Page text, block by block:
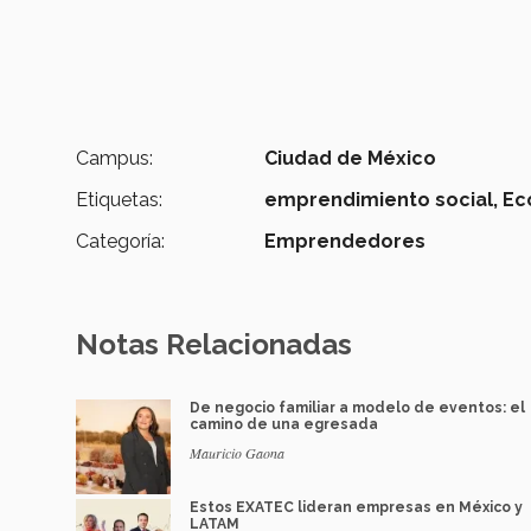
Campus:
Ciudad de México
Etiquetas:
emprendimiento social,
Categoría:
Emprendedores
Notas Relacionadas
De negocio familiar a modelo de eventos: el
camino de una egresada
Mauricio Gaona
Estos EXATEC lideran empresas en México y
LATAM